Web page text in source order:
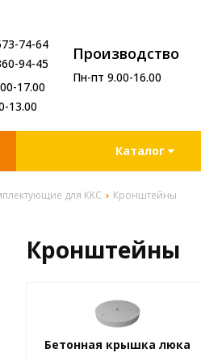
74-64
94-45
17.00
13.00
Производство
Пн-пт 9.00-16.00
Каталог
для ККС Кронштейны
Кронштейны
Бетонная крышка люка